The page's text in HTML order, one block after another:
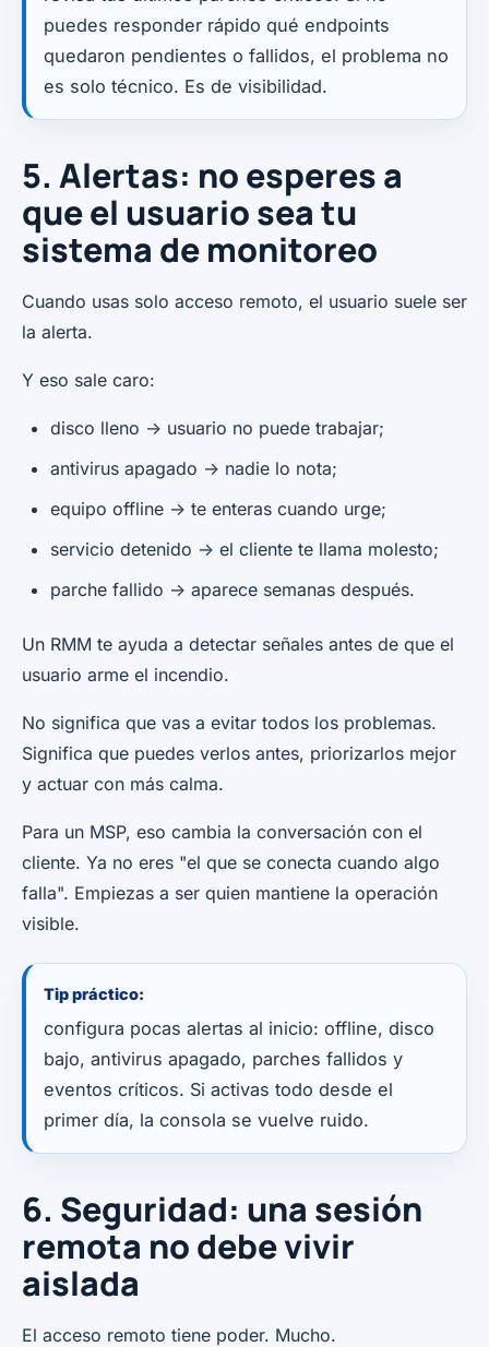
puedes responder rápido qué endpoints
quedaron pendientes o fallidos, el problema no
es solo técnico. Es de visibilidad.
5. Alertas: no esperes a
que el usuario sea tu
sistema de monitoreo
Cuando usas solo acceso remoto, el usuario suele ser
la alerta.
Y eso sale caro:
disco lleno -> usuario no puede trabajar;
antivirus apagado -> nadie lo nota;
equipo offline -> te enteras cuando urge;
servicio detenido -> el cliente te llama molesto;
parche fallido -> aparece semanas después.
Un RMM te ayuda a detectar señales antes de que el
usuario arme el incendio.
No significa que vas a evitar todos los problemas.
Significa que puedes verlos antes, priorizarlos mejor
y actuar con más calma.
Para un MSP, eso cambia la conversación con el
cliente. Ya no eres "el que se conecta cuando algo
falla". Empiezas a ser quien mantiene la operación
visible.
Tip práctico:
configura pocas alertas al inicio: offline, disco
bajo, antivirus apagado, parches fallidos y
eventos críticos. Si activas todo desde el
primer día, la consola se vuelve ruido.
6. Seguridad: una sesión
remota no debe vivir
aislada
El acceso remoto tiene poder. Mucho.